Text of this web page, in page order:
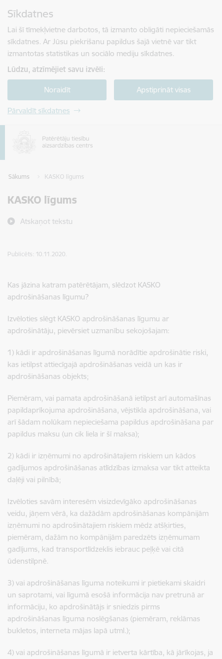
Sīkdatnes
Lai šī tīmekļvietne darbotos, tā izmanto obligāti nepieciešamās
sīkdatnes. Ar Jūsu piekrišanu papildus šajā vietnē var tikt
izmantotas statistikas un sociālo mediju sīkdatnes.
Lūdzu, atzīmējiet savu izvēli:
Noraidīt Apstiprināt visas
Pārvaldīt sīkdatnes
Sākums KASKO līgums
KASKO līgums
Atskaņot tekstu
Publicēts: 10.11.2020.
Kas jāzina katram patērētājam, slēdzot KASKO
apdrošināšanas līgumu?
Izvēloties slēgt KASKO apdrošināšanas līgumu ar
apdrošinātāju, pievērsiet uzmanību sekojošajam:
1) kādi ir apdrošināšanas līgumā norādītie apdrošinātie riski,
kas ietilpst attiecīgajā apdrošināšanas veidā un kas ir
apdrošināšanas objekts;
Piemēram, vai pamata apdrošināšanā ietilpst arī automašīnas
papildaprīkojuma apdrošināšana, vējstikla apdrošināšana, vai
arī šādam nolūkam nepieciešama papildus apdrošināšana par
papildus maksu (un cik liela ir šī maksa);
2) kādi ir izņēmumi no apdrošinātajiem riskiem un kādos
gadījumos apdrošināšanas atlīdzības izmaksa var tikt atteikta
daļēji vai pilnībā;
Izvēloties savām interesēm visizdevīgāko apdrošināšanas
veidu, jāņem vērā, ka dažādām apdrošināšanas kompānijām
izņēmumi no apdrošinātajiem riskiem mēdz atšķirties,
piemēram, dažām no kompānijām paredzēts izņēmumam
gadījums, kad transportlīdzeklis iebrauc peļķē vai citā
ūdenstilpnē.
3) vai apdrošināšanas līguma noteikumi ir pietiekami skaidri
un saprotami, vai līgumā esošā informācija nav pretrunā ar
informāciju, ko apdrošinātājs ir sniedzis pirms
apdrošināšanas līguma noslēgšanas (piemēram, reklāmas
bukletos, interneta mājas lapā utml.);
4) vai apdrošināšanas līgumā ir ietverta kārtība, kā jārīkojas, ja